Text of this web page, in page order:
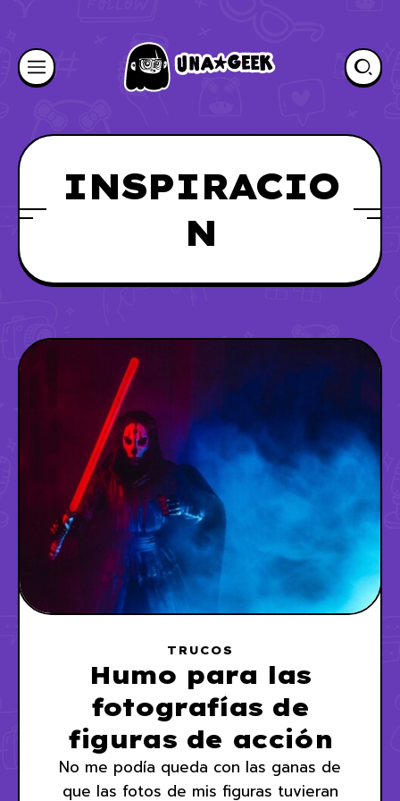
INSPIRACIO
N
TRUCOS
Humo para las
fotografías de
figuras de acción
No me podía queda con las ganas de
que las fotos de mis figuras tuvieran